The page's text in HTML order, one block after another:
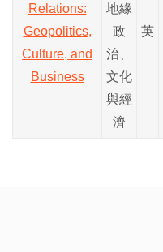
Relations:
Geopolitics,
Culture, and
Business
地緣
政
治、
文化
與經
濟
英